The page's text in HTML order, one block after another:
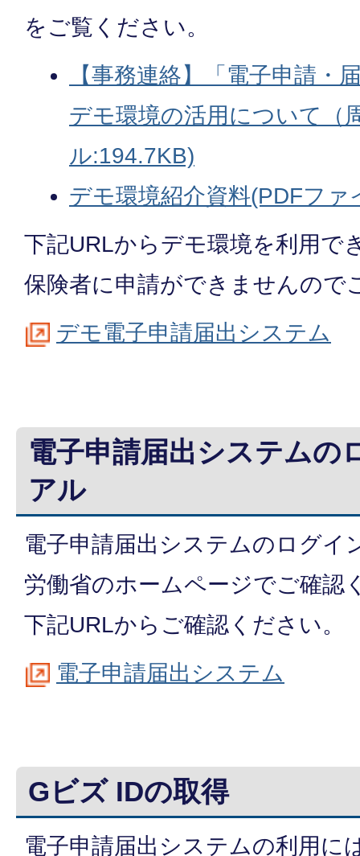
をご覧ください。
【事務連絡】「電子申請・
デモ環境の活用について（
ル:194.7KB)
デモ環境紹介資料(PDFファ
下記URLからデモ環境を利用で
保険者に申請ができませんので
デモ電子申請届出システム
電子申請届出システムの
アル
電子申請届出システムのログイ
労働省のホームページでご確認
下記URLからご確認ください。
電子申請届出システム
Gビズ IDの取得
電子申請届出システムの利用に